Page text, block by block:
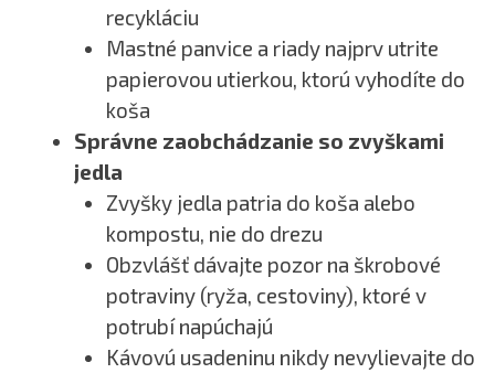
recykláciu
Mastné panvice a riady najprv utrite
papierovou utierkou, ktorú vyhodíte do
koša
Správne zaobchádzanie so zvyškami
jedla
Zvyšky jedla patria do koša alebo
kompostu, nie do drezu
Obzvlášť dávajte pozor na škrobové
potraviny (ryža, cestoviny), ktoré v
potrubí napúchajú
Kávovú usadeninu nikdy nevylievajte do